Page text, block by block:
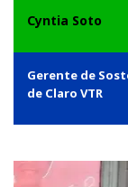
Cyntia Soto
Gerente de
de Claro VTR